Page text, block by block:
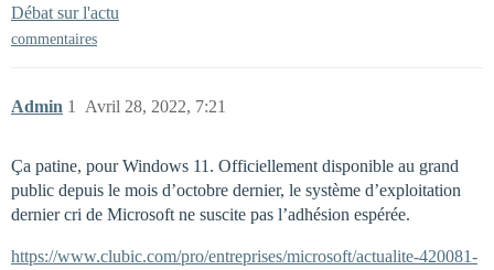
Débat sur l'actu
commentaires
Admin Avril 28, 2022, 7:21
1
Ça patine, pour Windows 11. Officiellement disponible au grand
public depuis le mois d’octobre dernier, le système d’exploitation
dernier cri de Microsoft ne suscite pas l’adhésion espérée.
https://www.clubic.com/pro/entreprises/microsoft/actualite-420081-